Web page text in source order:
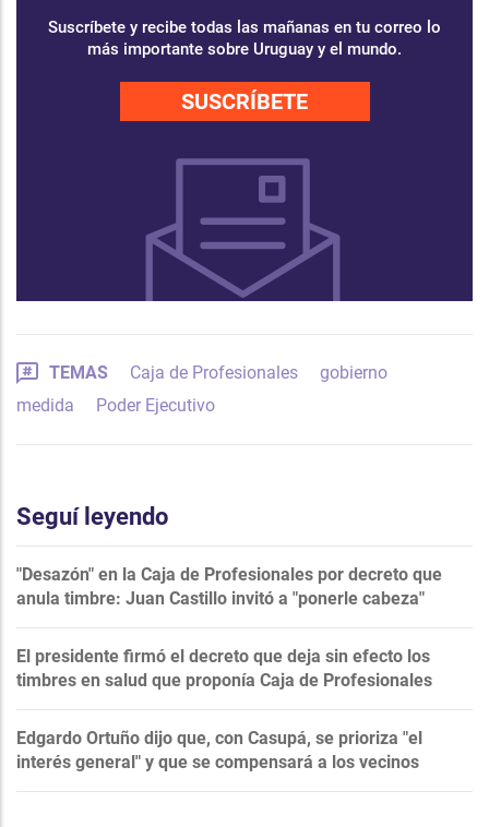
Suscríbete y recibe todas las mañanas en tu correo lo
más importante sobre Uruguay y el mundo.
SUSCRÍBETE
TEMAS Caja de Profesionales
gobierno
medida
Poder Ejecutivo
Seguí leyendo
"Desazón" en la Caja de Profesionales por decreto que
anula timbre: Juan Castillo invitó a "ponerle cabeza"
El presidente firmó el decreto que deja sin efecto los
timbres en salud que proponía Caja de Profesionales
Edgardo Ortuño dijo que, con Casupá, se prioriza "el
interés general" y que se compensará a los vecinos